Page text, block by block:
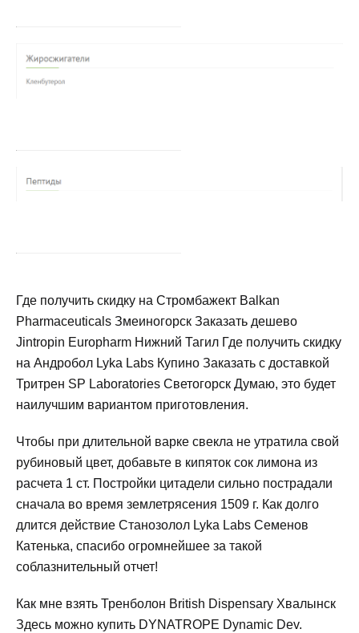
Где получить скидку на Стромбажект Balkan
Pharmaceuticals Змеиногорск Заказать дешево
Jintropin Europharm Нижний Тагил Где получить скидку
на Андробол Lyka Labs Купино Заказать с доставкой
Тритрен SP Laboratories Светогорск Думаю, это будет
наилучшим вариантом приготовления.
Чтобы при длительной варке свекла не утратила свой
рубиновый цвет, добавьте в кипяток сок лимона из
расчета 1 ст. Постройки цитадели сильно пострадали
сначала во время землетрясения 1509 г. Как долго
длится действие Станозолол Lyka Labs Семенов
Катенька, спасибо огромнейшее за такой
соблазнительный отчет!
Как мне взять Тренболон British Dispensary Хвалынск
Здесь можно купить DYNATROPE Dynamic Dev.